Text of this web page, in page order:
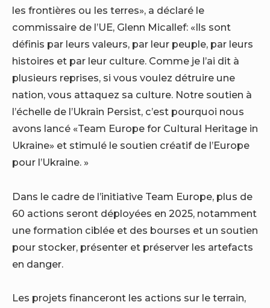
les frontières ou les terres», a déclaré le
commissaire de l’UE, Glenn Micallef: «Ils sont
définis par leurs valeurs, par leur peuple, par leurs
histoires et par leur culture. Comme je l’ai dit à
plusieurs reprises, si vous voulez détruire une
nation, vous attaquez sa culture. Notre soutien à
l’échelle de l’Ukrain Persist, c’est pourquoi nous
avons lancé «Team Europe for Cultural Heritage in
Ukraine» et stimulé le soutien créatif de l’Europe
pour l’Ukraine. »
Dans le cadre de l’initiative Team Europe, plus de
60 actions seront déployées en 2025, notamment
une formation ciblée et des bourses et un soutien
pour stocker, présenter et préserver les artefacts
en danger.
Les projets financeront les actions sur le terrain,